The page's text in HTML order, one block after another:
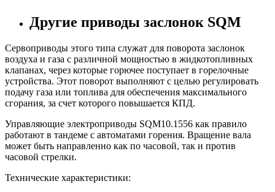
Другие приводы заслонок SQM
Сервоприводы этого типа служат для поворота заслонок
воздуха и газа с различной мощностью в жидкотопливных
клапанах, через которые горючее поступает в горелочные
устройства. Этот поворот выполняют с целью регулировать
подачу газа или топлива для обеспечения максимального
сгорания, за счет которого повышается КПД.
Управляющие электроприводы SQM10.1556 как правило
работают в тандеме с автоматами горения. Вращение вала
может быть направленно как по часовой, так и против
часовой стрелки.
Технические характеристики: